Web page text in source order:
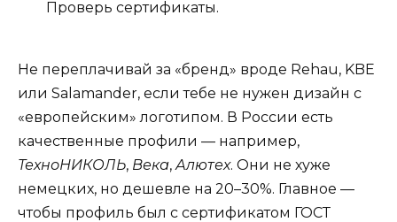
Проверь сертификаты.
Не переплачивай за «бренд» вроде Rehau, KBE
или Salamander, если тебе не нужен дизайн с
«европейским» логотипом. В России есть
качественные профили — например,
ТехноНИКОЛЬ, Века,Алютех. Они не хуже
немецких, но дешевле на 20–30%. Главное —
чтобы профиль был с сертификатом ГОСТ